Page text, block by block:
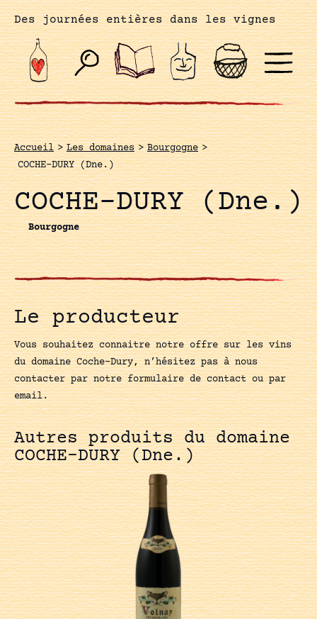
Des journées entières dans les vignes
Accueil > Les domaines > Bourgogne >
COCHE-DURY (Dne.)
COCHE-DURY (Dne.)
Bourgogne
Le producteur
Vous souhaitez connaitre notre offre sur les vins
du domaine Coche-Dury, n’hésitez pas à nous
contacter par notre formulaire de contact ou par
email.
Autres produits du domaine
COCHE-DURY (Dne.)